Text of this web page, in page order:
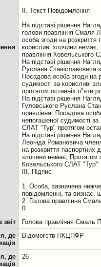
ІІ. Текст Повідомлення
На підставі рішення
голови правління Смаля
особа згоди на
корисливі злочини немає,
правління Ковельського
На підставі рішення
Руслана Станіславовича
Посадова особа згоди на
судимості за корисливі
протягом останніх п"яти
На підставі рішення
Гуловського Руслана
правління. Посадова
непогашеної судимості
СЛАТ "Тур" протягом
На підставі рішення
Леоніда Романовича
на розкриття паспортних
злочини немає, Протягом
Ковельського СЛАТ "Тур"
III. Підпис
1. Особа, зазначена
повідомленні, та визнає,
2. Голова правління
Голова правління Смаль
де
Відомогств НКЦПФР
де
26